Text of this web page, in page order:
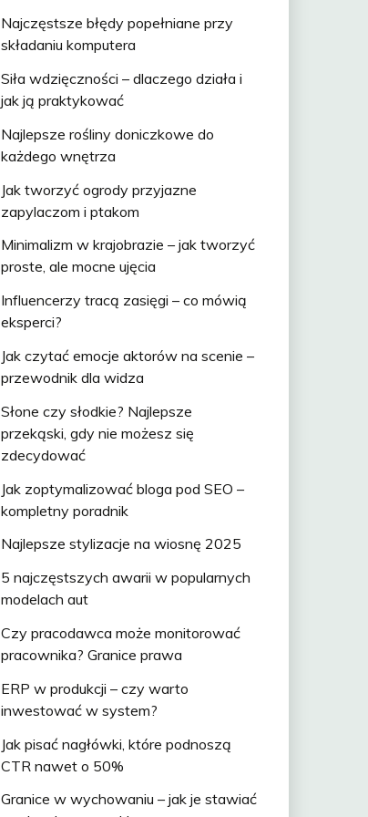
Najczęstsze błędy popełniane przy
składaniu komputera
Siła wdzięczności – dlaczego działa i
jak ją praktykować
Najlepsze rośliny doniczkowe do
każdego wnętrza
Jak tworzyć ogrody przyjazne
zapylaczom i ptakom
Minimalizm w krajobrazie – jak tworzyć
proste, ale mocne ujęcia
Influencerzy tracą zasięgi – co mówią
eksperci?
Jak czytać emocje aktorów na scenie –
przewodnik dla widza
Słone czy słodkie? Najlepsze
przekąski, gdy nie możesz się
zdecydować
Jak zoptymalizować bloga pod SEO –
kompletny poradnik
Najlepsze stylizacje na wiosnę 2025
5 najczęstszych awarii w popularnych
modelach aut
Czy pracodawca może monitorować
pracownika? Granice prawa
ERP w produkcji – czy warto
inwestować w system?
Jak pisać nagłówki, które podnoszą
CTR nawet o 50%
Granice w wychowaniu – jak je stawiać